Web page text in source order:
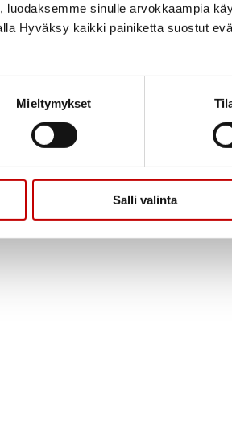
luodaksemme sinulle arvokkaampia
Hyväksy kaikki painiketta suostut
Mieltymykset
Salli valinta
Litteet ja käyttöohjeet
Ohjeet tuotteen valintaan